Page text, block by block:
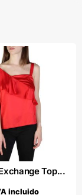
Top...
incluido